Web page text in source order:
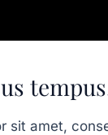
sit amet,